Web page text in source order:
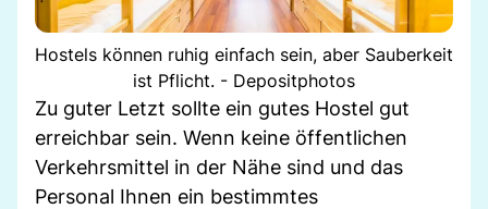
Hostels können ruhig einfach sein, aber Sauberkeit
ist Pflicht. - Depositphotos
Zu guter Letzt sollte ein gutes Hostel gut
erreichbar sein. Wenn keine öffentlichen
Verkehrsmittel in der Nähe sind und das
Personal Ihnen ein bestimmtes